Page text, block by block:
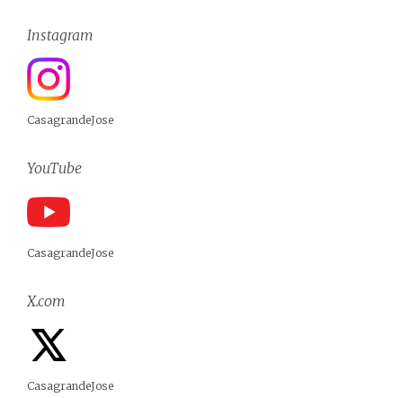
Instagram
CasagrandeJose
YouTube
CasagrandeJose
X.com
CasagrandeJose